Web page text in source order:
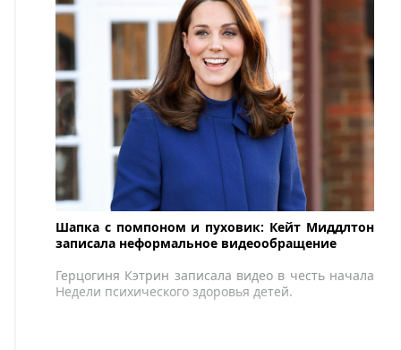
Шапка с помпоном и пуховик: Кейт Миддлтон
записала неформальное видеообращение
Герцогиня Кэтрин записала видео в честь начала
Недели психического здоровья детей.